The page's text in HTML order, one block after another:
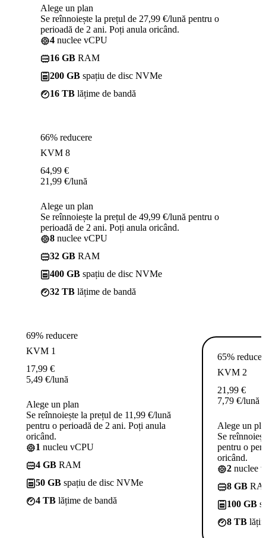
Alege un plan
Se reînnoiește la prețul de 27,99 €/lună pentru o
perioadă de 2 ani. Poți anula oricând.
4 nuclee vCPU
16 GB RAM
200 GB spațiu de disc NVMe
16 TB lățime de bandă
66% reducere
KVM 8
64,99 €
21,99 €/lună
Alege un plan
Se reînnoiește la prețul de 49,99 €/lună pentru o
perioadă de 2 ani. Poți anula oricând.
8 nuclee vCPU
32 GB RAM
400 GB spațiu de disc NVMe
32 TB lățime de bandă
69% reducere
KVM 1
17,99 €
5,49 €/lună
Alege un plan
Se reînnoiește la prețul de 11,99 €/lună
pentru o perioadă de 2 ani. Poți anula
oricând.
1 nucleu vCPU
4 GB RAM
50 GB spațiu de disc NVMe
4 TB lățime de bandă
65%
KVM 2
21,99 €
7,79 €/lună
Alege un
Se
pentru o
oricând.
2 nuclee
8 GB
100 GB
8 TB